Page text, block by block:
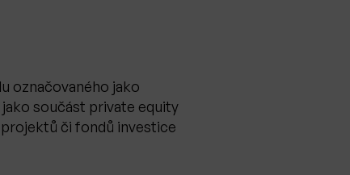
označovaného jako
součást private equity
či fondů investice